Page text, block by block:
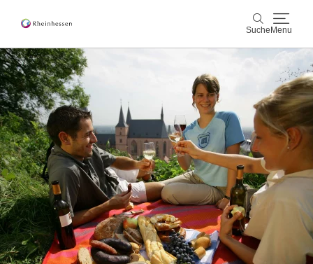
Suche Menu
Suche
Wein & Genuss
Aktiv & Natur
Kultur & Städte
Veranstaltungen
Buchung & Service
ShopRheinhessen-Blog Karte